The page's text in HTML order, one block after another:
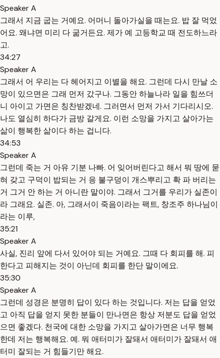
Speaker A
그래서 지금 굽는 거예요. 어머니 돌아가실을 때는요. 밥 잘 먹었
어요. 왜냐면 미리 다 굶거든요. 제가 예 고등학교 때 전도하느라
고.
34:27
Speaker A
그래서 어 우리는 다 헤어지고 이별을 해요. 그런데 다시 만날 소
망이 있으면은 그래 먼저 갔구나. 그동안 하늘나라 일을 힘쓰더
니 아이고 가면은 칭찬받겠네. 그러면서 먼저 가서 기다리시오.
나도 열심히 하다가 금방 갈게요. 이런 소망을 가지고 살아가는
삶이 행복한 삶이다 하는 겁니다.
34:53
Speaker A
그런데 죽는 거 아유 기분 나빠. 어 잊어버린다고 해서 뭐 땅에 묻
혀 갖고 구덕이 밥되는 거 응 불구덩이 개스뿌리고 확 파 버리는
거 그거 안 하는 거 아니란 말이야. 그래서 그거를 우리가 실존이
라 그래요. 실존. 아, 그래서이 죽음이라는 팩트, 창조주 하나님이
라는 이루,
35:21
Speaker A
사실, 진리 앞에 다서 있어야 되는 거예요. 그때 다 회피를 해. 피
한다고 피해지는 것이 아닌데 회피를 한단 말이에요.
35:30
Speaker A
그런데 성경은 분명히 답이 있다 하는 것입니다. 저는 답을 얻었
고 아직 답을 얻지 못한 분들이 만나면은 항상 저분도 답을 얻었
으면 좋겠다. 천국에 대한 소망을 가지고 살아가면은 너무 행복
한데 저는 행복해요. 예. 뭐 애터미가 잘돼서 애터미가 잘돼서 애
터미 잘되는 거 힘들기만 해요.